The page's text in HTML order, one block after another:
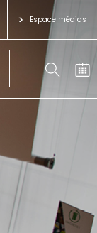
Espace médias